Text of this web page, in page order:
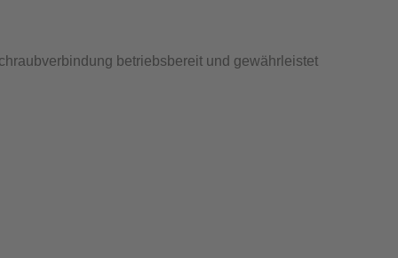
betriebsbereit und gewährleistet